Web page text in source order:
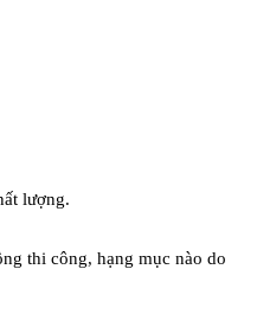
lượng.
thi công, hạng mục nào do